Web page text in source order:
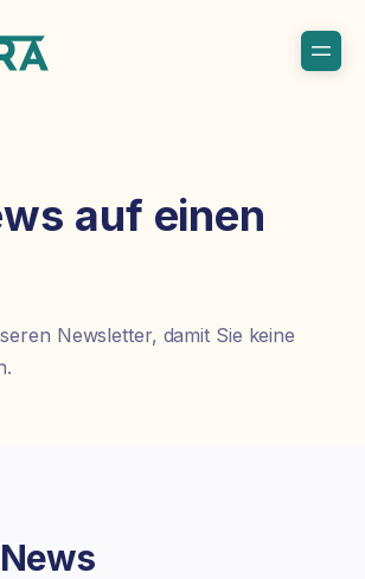
auf einen
Newsletter, damit Sie keine